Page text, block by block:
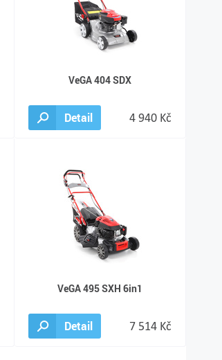
VeGA 404 SDX
Detail 4 940 Kč
VeGA 495 SXH 6in1
Detail 7 514 Kč